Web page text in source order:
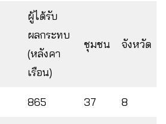
ผู้ได้รับ
ผลกระทบ
(หลังคา
เรือน)
ชุมชน จังหวัด
865 37 8